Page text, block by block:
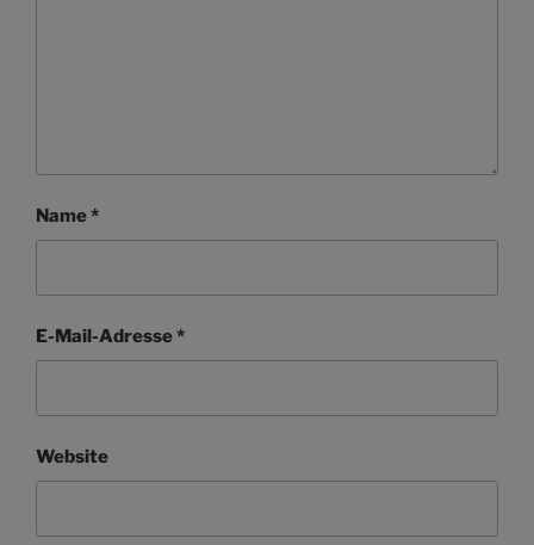
Name*
E-Mail-Adresse*
Website